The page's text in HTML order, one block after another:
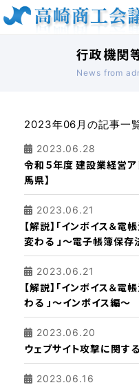
行政機関
News from
2023年06月の記事一
2023.06.28
令和５年度 建設業経営ア
馬県】
2023.06.21
【解説】「インボイス＆
変わる 」～電子帳簿保存
2023.06.21
【解説】「インボイス＆
わる 」～インボイス編～
2023.06.20
ウェブサイト攻撃に関す
2023.06.16